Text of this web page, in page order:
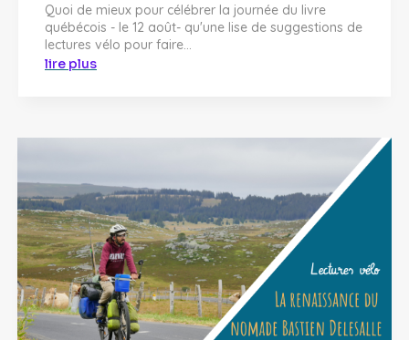
Quoi de mieux pour célébrer la journée du livre
québécois - le 12 août- qu'une lise de suggestions de
lectures vélo pour faire...
lire plus